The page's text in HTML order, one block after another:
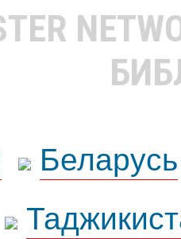
Беларусь